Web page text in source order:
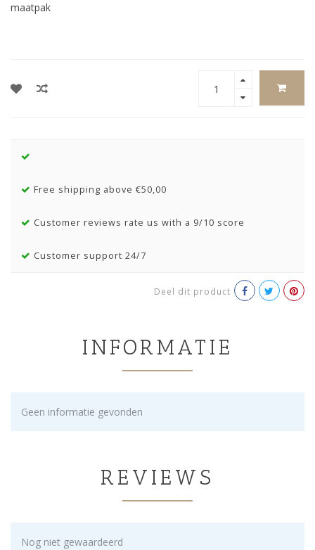
maatpak
Free shipping above €50,00
Customer reviews rate us with a 9/10 score
Customer support 24/7
Deel dit product
INFORMATIE
Geen informatie gevonden
REVIEWS
Nog niet gewaardeerd